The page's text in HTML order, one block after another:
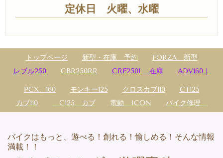
定休日 火曜、水曜
トップページ 新型・在庫 予約
FORZA 新型
レブル250
CBR250RR CRF250L 在庫 ADV160｜
PCX、160 モンキー125 クロスカブ110
CT125
カブ110
C125 カブ 電動 ICON バイク修理
バイクはもっと、遊べる！創れる！愉しめる！そんな情報
満載！！